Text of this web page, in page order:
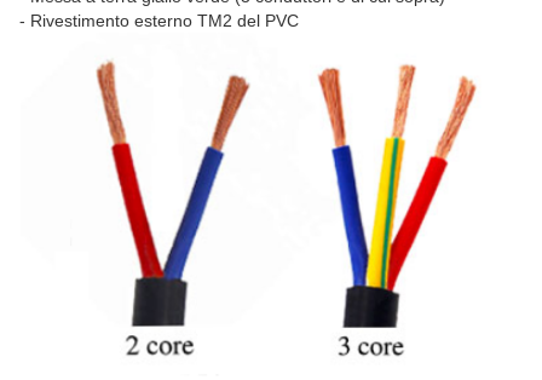
- Rivestimento esterno TM2 del PVC